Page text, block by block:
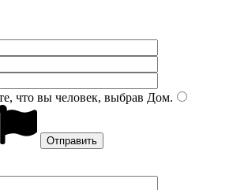
что вы человек, выбрав Дом.